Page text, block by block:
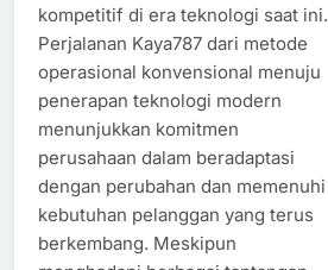
kompetitif di era teknologi saat ini.
Perjalanan Kaya787 dari metode
operasional konvensional menuju
penerapan teknologi modern
menunjukkan komitmen
perusahaan dalam beradaptasi
dengan perubahan dan memenuhi
kebutuhan pelanggan yang terus
berkembang. Meskipun